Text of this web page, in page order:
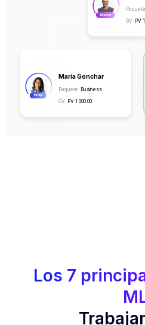
Director
Paquete
GV : PV
Pareja
María Gonchar
Paquete : Business
GV : PV 1 000.00
Los 7